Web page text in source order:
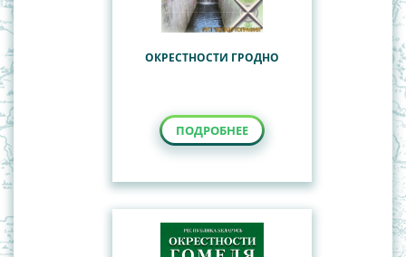
ОКРЕСТНОСТИ ГРОДНО
ПОДРОБНЕЕ